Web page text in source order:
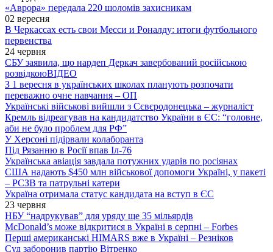
«Аврора» передала 220 шоломів захисникам
02 вересня
В Черкассах есть свои Месси и Роналду: итоги футбольного
первенства
24 червня
СБУ заявила, що нардеп Деркач завербований російською
розвідкоюВІДЕО
З 1 вересня в українських школах планують розпочати
переважно очне навчання – ОП
Українські військові вийшли з Сєвєродонецька – журналіст
Кремль відреагував на кандидатство України в ЄС: “головне,
аби не було проблем для РФ”
У Херсоні підірвали колаборанта
Під Рязанню в Росії впав Іл-76
Українська авіація завдала потужних ударів по росіянах
США надають $450 млн військової допомоги Україні, у пакеті
– РСЗВ та патрульні катери
Україна отримала статус кандидата на вступ в ЄС
23 червня
НБУ “надрукував” для уряду ще 35 мільярдів
McDonald’s може відкритися в Україні в серпні – Forbes
Перші американські HIMARS вже в Україні – Резніков
Суд заборонив партію Вітренко